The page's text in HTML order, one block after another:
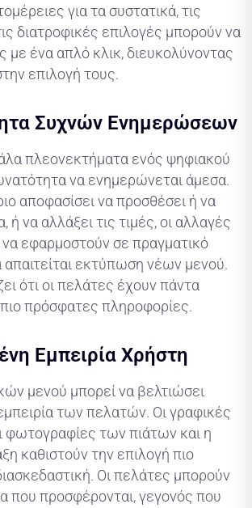
για τα συστατικά, τις
διατροφικές επιλογές μπορούν να
με ένα απλό κλικ, διευκολύνοντας
επιλογή τους.
Συχνών Ενημερώσεων
πλεονεκτήματα ενός ψηφιακού
να ενημερώνεται άμεσα.
αποφασίσει να προσθέσει ή να
ή να αλλάξει τις τιμές, οι αλλαγές
εφαρμοστούν σε πραγματικό
εκτύπωση νέων μενού.
ότι οι πελάτες έχουν πάντα
πρόσφατες πληροφορίες.
Εμπειρία Χρήστη
μενού μπορεί να βελτιώσει
των πελατών. Οι γραφικές
φωτογραφίες των πιάτων και η
καθιστούν την επιλογή πιο
Οι πελάτες μπορούν
που προσφέρονται, γεγονός που